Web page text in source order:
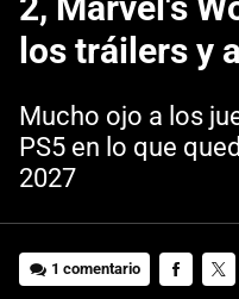
los tráilers y
Mucho ojo a los
PS5 en lo que
2027
1 comentario